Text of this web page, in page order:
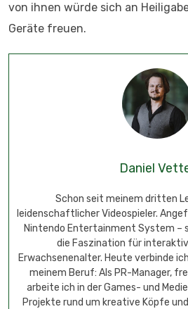
von ihnen würde sich an
Geräte freuen.
Daniel
Schon seit meinem dritten
leidenschaftlicher Videospieler.
Nintendo Entertainment System –
die Faszination für
Erwachsenenalter. Heute verbinde
meinem Beruf: Als PR-Manager,
arbeite ich in der Games- und
Projekte rund um kreative Köpfe